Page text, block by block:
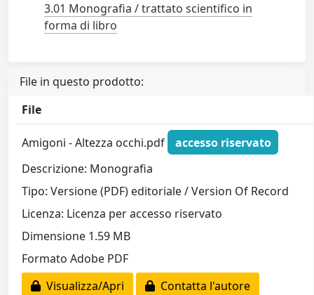
3.01 Monografia / trattato scientifico in
forma di libro
File in questo prodotto:
File
Amigoni - Altezza occhi.pdf
accesso riservato
Descrizione: Monografia
Tipo: Versione (PDF) editoriale / Version Of Record
Licenza: Licenza per accesso riservato
Dimensione 1.59 MB
Formato Adobe PDF
Visualizza/Apri
Contatta l'autore